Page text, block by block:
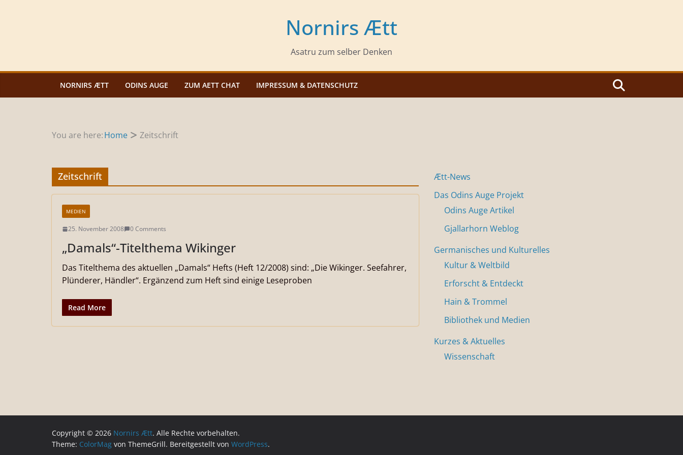
Nornirs Ætt
Asatru zum selber Denken
NORNIRS ÆTT ODINS AUGE ZUM AETT CHAT IMPRESSUM & DATENSCHUTZ
You are here:Home Zeitschrift
Zeitschrift
MEDIEN
25. November 2008 0 Comments
„Damals“-Titelthema Wikinger
Das Titelthema des aktuellen „Damals“ Hefts (Heft 12/2008) sind: „Die Wikinger. Seefahrer,
Plünderer, Händler“. Ergänzend zum Heft sind einige Leseproben
Read More
Ætt-News
Das Odins Auge Projekt
Odins Auge Artikel
Gjallarhorn Weblog
Germanisches und Kulturelles
Kultur & Weltbild
Erforscht & Entdeckt
Hain & Trommel
Bibliothek und Medien
Kurzes & Aktuelles
Wissenschaft
Copyright © 2026 Nornirs Ætt. Alle Rechte vorbehalten.
Theme: ColorMag von ThemeGrill. Bereitgestellt von WordPress.